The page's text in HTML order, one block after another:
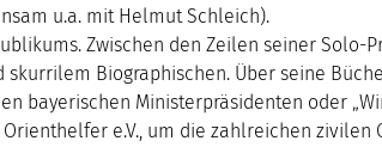
u.a. mit Helmut Schleich).
Zwischen den Zeilen seiner Solo-
Biographischen. Über seine
bayerischen Ministerpräsidenten oder
e.V., um die zahlreichen zivilen